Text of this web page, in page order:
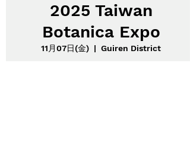
2025 Taiwan
Botanica Expo
11月07日(金)
  |
Guiren District